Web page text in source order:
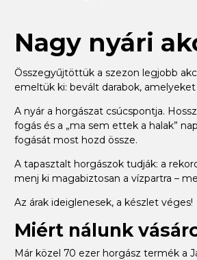
Nagy nyári
Összegyűjtöttük a szezon legjobb
emeltük ki: bevált darabok,
A nyár a horgászat csúcspontja.
fogás és a „ma sem ettek a halak”
fogását most hozd össze.
A tapasztalt horgászok tudják: a
menj ki magabiztosan a vízpartra –
Az árak ideiglenesek, a készlet véges!
Miért nálunk
Már közel 70 ezer horgász termék a